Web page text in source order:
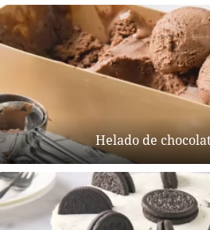
Helado de